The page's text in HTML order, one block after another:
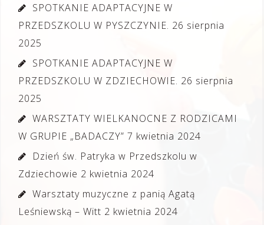
SPOTKANIE ADAPTACYJNE W
PRZEDSZKOLU W PYSZCZYNIE. 26 sierpnia
2025
SPOTKANIE ADAPTACYJNE W
PRZEDSZKOLU W ZDZIECHOWIE. 26 sierpnia
2025
WARSZTATY WIELKANOCNE Z RODZICAMI
W GRUPIE „BADACZY” 7 kwietnia 2024
Dzień św. Patryka w Przedszkolu w
Zdziechowie 2 kwietnia 2024
Warsztaty muzyczne z panią Agatą
Leśniewską – Witt 2 kwietnia 2024